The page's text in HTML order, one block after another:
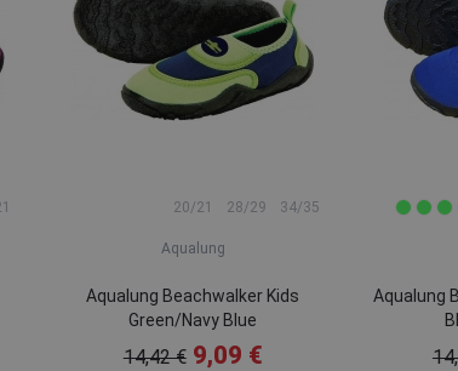
20/21 28/29 34/35
Aqualung
Aqualung Beachwalker Kids
Green/Navy Blue
14,42 € 9,09 €
Aqualung